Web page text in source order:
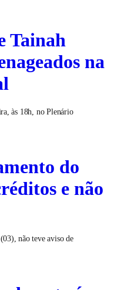
Tainah
na
às 18h, no Plenário
do
e não
não teve aviso de